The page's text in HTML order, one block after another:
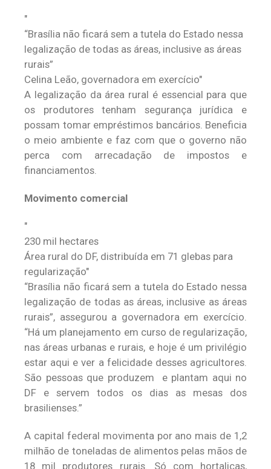
“Brasília não ficará sem a tutela do Estado nessa
legalização de todas as áreas, inclusive as áreas
rurais”
Celina Leão, governadora em exercício
A legalização da área rural é essencial para que
os produtores tenham segurança jurídica e
possam tomar empréstimos bancários. Beneficia
o meio ambiente e faz com que o governo não
perca com arrecadação de impostos e
financiamentos.
Movimento comercial
230 mil hectares
Área rural do DF, distribuída em 71 glebas para
regularização
“Brasília não ficará sem a tutela do Estado nessa
legalização de todas as áreas, inclusive as áreas
rurais”, assegurou a governadora em exercício.
“Há um planejamento em curso de regularização,
nas áreas urbanas e rurais, e hoje é um privilégio
estar aqui e ver a felicidade desses agricultores.
São pessoas que produzem e plantam aqui no
DF e servem todos os dias as mesas dos
brasilienses.”
A capital federal movimenta por ano mais de 1,2
milhão de toneladas de alimentos pelas mãos de
18 mil produtores rurais. Só com hortaliças,